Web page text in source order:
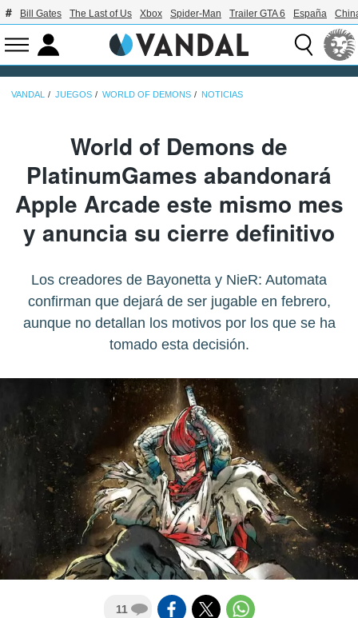
Bill Gates The Last of Us Xbox Spider-Man Trailer GTA 6 España
VANDAL JUEGOS WORLD OF DEMONS NOTICIAS
World of Demons de
PlatinumGames abandonará
Apple Arcade este mismo mes
y anuncia su cierre definitivo
Los creadores de Bayonetta y NieR: Automata
confirman que dejará de ser jugable en febrero,
aunque no detallan los motivos por los que se ha
tomado esta decisión.
11